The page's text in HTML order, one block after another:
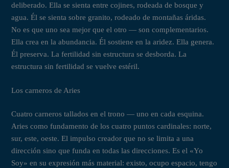
deliberado. Ella se sienta entre cojines, rodeada de bosque y
agua. Él se sienta sobre granito, rodeado de montañas áridas.
No es que uno sea mejor que el otro — son complementarios.
Ella crea en la abundancia. Él sostiene en la aridez. Ella genera.
Él preserva. La fertilidad sin estructura se desborda. La
estructura sin fertilidad se vuelve estéril.
Los carneros de Aries
Cuatro carneros tallados en el trono — uno en cada esquina.
Aries como fundamento de los cuatro puntos cardinales: norte,
sur, este, oeste. El impulso creador que no se limita a una
dirección sino que funda en todas las direcciones. Es el «Yo
Soy» en su expresión más material: existo, ocupo espacio, tengo